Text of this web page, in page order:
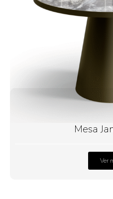
Mesa
Ver